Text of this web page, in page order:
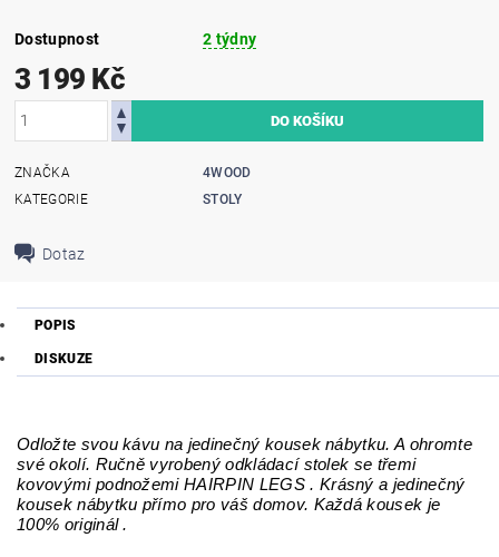
Dostupnost 2 týdny
3 199 Kč
ZNAČKA
4WOOD
KATEGORIE
STOLY
Dotaz
POPIS
DISKUZE
Odložte svou kávu na jedinečný kousek nábytku. A ohromte
své okolí. Ručně vyrobený odkládací stolek se třemi
kovovými podnožemi HAIRPIN LEGS . Krásný a jedinečný
kousek nábytku přímo pro váš domov. Každá kousek je
100% originál .